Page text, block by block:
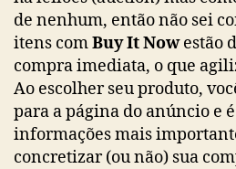
de nenhum, então não sei
itens comBuy It Nowestão
compra imediata, o que
Ao escolher seu produto,
para a página do anúncio e
informações mais
concretizar (ou não) sua